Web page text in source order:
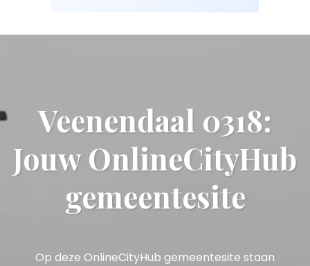
Veenendaal 0318:
Jouw OnlineCityHub
gemeentesite
Op deze OnlineCityHub gemeentesite staan